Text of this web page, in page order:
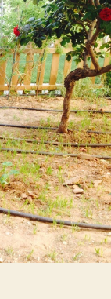
δικό
σου
μποστάνι
χωρίς
φόβο.
Μόνο
με
πάθος!